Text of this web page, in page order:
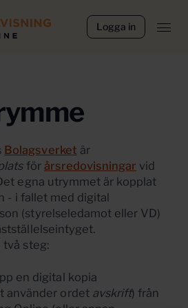
Logga in
Bolagsverket är
för årsredovisningar vid
egna utrymmet är kopplat
- i fallet med digital
(styrelseledamot eller VD)
två steg:
en digital kopia
använder ordet avskrift) från